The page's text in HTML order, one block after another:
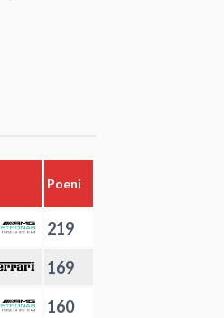
Poeni
219
169
160